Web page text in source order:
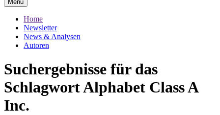
Menü
Home
Newsletter
News & Analysen
Autoren
Suchergebnisse für das
Schlagwort Alphabet Class A
Inc.